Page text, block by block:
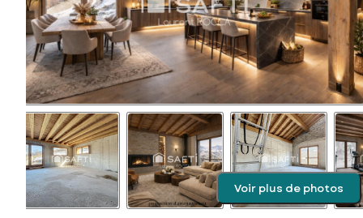
Voir plus de photos